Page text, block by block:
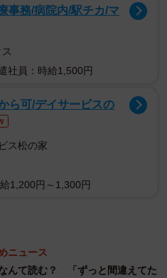
店「アットコスメ大阪（以
が9月1日にオープン。デパ
る化粧品、カウンターがあ
の「シャネル」「スック」
えてきた」と代表取締役社
プチプラから高級ブランド
と成長している。
事務/病院内/駅チカ/マ
社員：時給1,500円
ら可/デイサービスの
ス松の家
1,200円～1,300円
ニュース
んて読む？ 「ずっと間違えてた